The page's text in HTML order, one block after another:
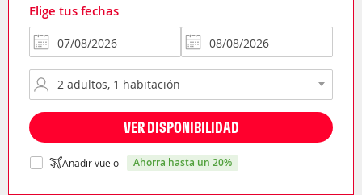
Elige tus fechas
VER DISPONIBILIDAD
Añadir vuelo ahorra hasta un 20%